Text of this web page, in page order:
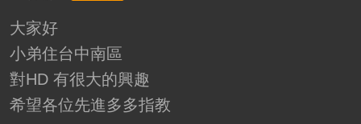
大家好
小弟住台中南區
對HD 有很大的興趣
希望各位先進多多指教